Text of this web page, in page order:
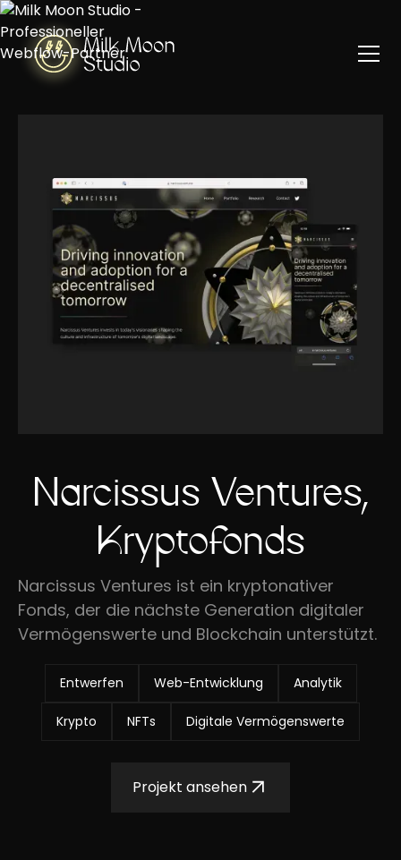
Narcissus Ventures,
Kryptofonds
Narcissus Ventures ist ein kryptonativer
Fonds, der die nächste Generation digitaler
Vermögenswerte und Blockchain unterstützt.
Entwerfen Web-Entwicklung Analytik
Krypto NFTs Digitale Vermögenswerte
Projekt ansehen